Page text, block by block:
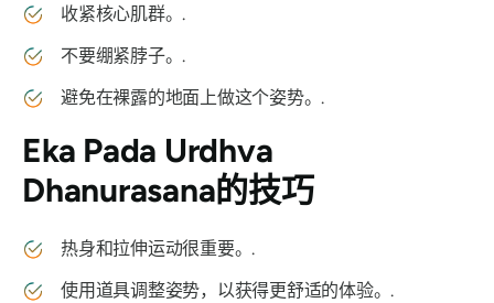
收紧核心肌群。.
不要绷紧脖子。.
避免在裸露的地面上做这个姿势。.
Eka Pada Urdhva
Dhanurasana的技巧
热身和拉伸运动很重要。.
使用道具调整姿势，以获得更舒适的体验。.